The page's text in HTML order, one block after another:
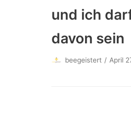
und ich
davon sein
beegeistert April